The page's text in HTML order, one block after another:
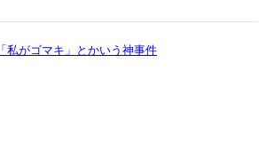
「私がゴマキ」とかいう神事件